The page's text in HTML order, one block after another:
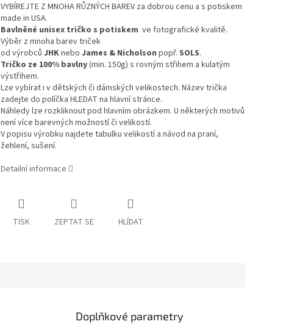
VYBÍREJTE Z MNOHA RŮZNÝCH BAREV za dobrou cenu a s potiskem
made in USA.
Bavlněné unisex tričko s potiskem ve fotografické kvalitě.
Výběr z mnoha barev triček
od výrobců JHKnebo James & Nicholson popř. SOLS.
Tričko ze 100% bavlny(min. 150g) s rovným střihem a kulatým
výstřihem.
Lze vybírat i v dětských či dámských velikostech. Název trička
zadejte do políčka HLEDAT na hlavní stránce.
Náhledy lze rozkliknout pod hlavním obrázkem. U některých motivů
není více barevných možností či velikostí.
V popisu výrobku najdete tabulku velikostí a návod na praní,
žehlení, sušení.
Detailní informace
TISK ZEPTAT SE HLÍDAT
Doplňkové parametry